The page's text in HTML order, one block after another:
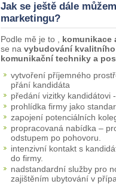
Jak se ještě dále
marketingu?
Podle mě je to , komunikace
se na vybudování
komunikační techniky a
vytvoření příjemného
přání kandidáta
předání vizitky kandidátovi
prohlídka firmy jako
zapojení potenciálních
propracovaná nabídka –
odstupem po pohovoru.
intenzivní kontakt s
do firmy.
nadstandardní služby pro
zajištěním ubytování v